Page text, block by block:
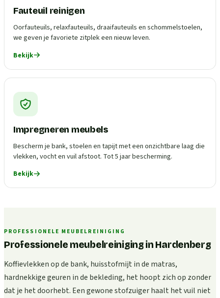
Fauteuil reinigen
Oorfauteuils, relaxfauteuils, draaifauteuils en schommelstoelen,
we geven je favoriete zitplek een nieuw leven.
Bekijk
Impregneren meubels
Bescherm je bank, stoelen en tapijt met een onzichtbare laag die
vlekken, vocht en vuil afstoot. Tot 5 jaar bescherming.
Bekijk
PROFESSIONELE MEUBELREINIGING
Professionele meubelreiniging in Hardenberg
Koffievlekken op de bank, huisstofmijt in de matras,
hardnekkige geuren in de bekleding, het hoopt zich op zonder
dat je het doorhebt. Een gewone stofzuiger haalt het vuil niet